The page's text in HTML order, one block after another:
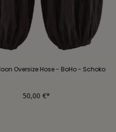
Oversize Hose - BoHo - Schoko
50,00 €*